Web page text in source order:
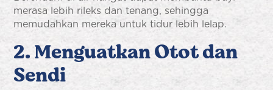
merasa lebih rileks dan tenang, sehingga
memudahkan mereka untuk tidur lebih lelap.
2. Menguatkan Otot dan
Sendi